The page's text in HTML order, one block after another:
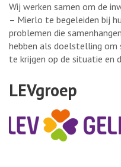
Wij werken samen om de
– Mierlo te begeleiden bij
problemen die
hebben als doelstelling om
te krijgen op de situatie en
LEVgroep